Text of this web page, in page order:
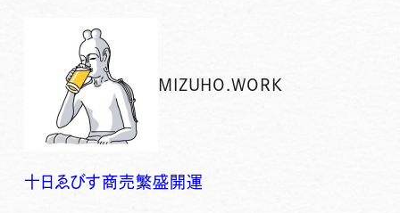
MIZUHO.WORK
十日ゑびす商売繁盛開運